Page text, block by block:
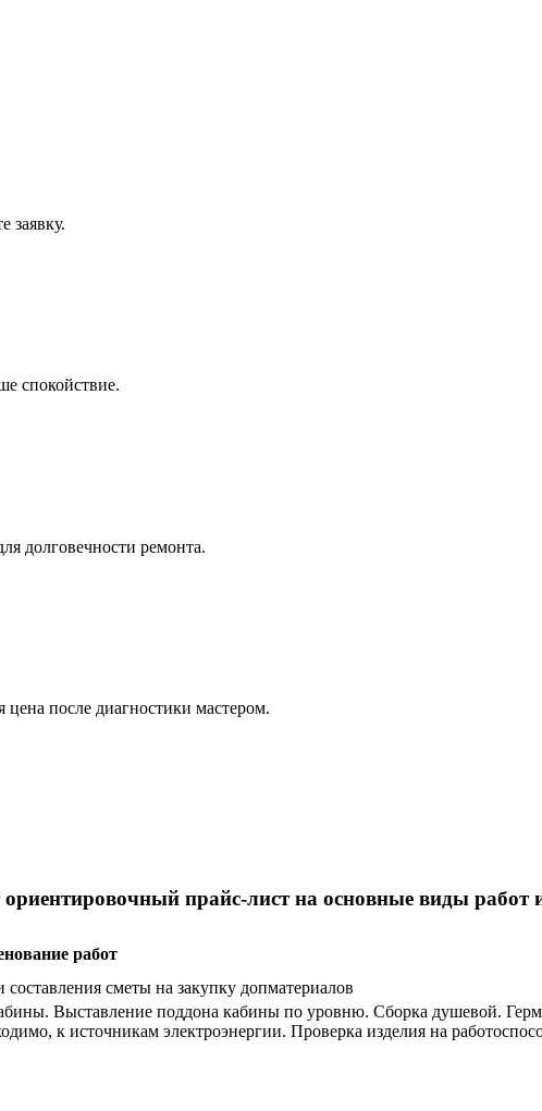
заявку.
спокойствие.
долговечности ремонта.
после диагностики мастером.
прайс-лист на основные виды работ
работ
сметы на закупку допматериалов
Выставление поддона кабины по уровню. Сборка душевой.
к источникам электроэнергии. Проверка изделия на